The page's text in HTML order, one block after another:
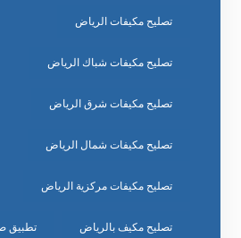
تصليح مكيفات الرياض
تصليح مكيفات شباك الرياض
تصليح مكيفات شرق الرياض
تصليح مكيفات شمال الرياض
تصليح مكيفات مركزية الرياض
تصليح مكيف بالرياض تطبيق